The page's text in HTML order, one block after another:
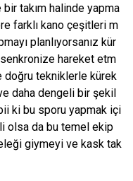
takım halinde yapma
farklı kano çeşitleri m
planlıyorsanız kür
senkronize hareket etm
doğru tekniklerle kürek
daha dengeli bir şekil
ki bu sporu yapmak içi
olsa da bu temel ekip
giymeyi ve kask tak